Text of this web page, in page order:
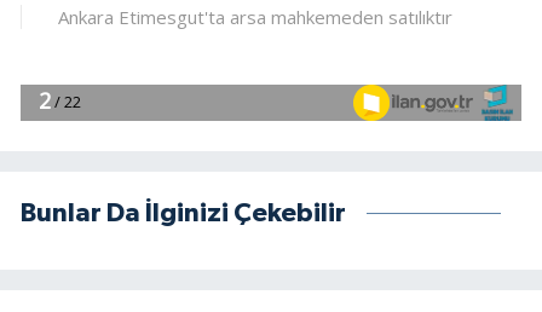
Bunlar Da İlginizi Çekebilir